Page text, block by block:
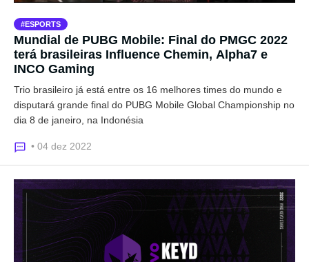
ESPORTS
Mundial de PUBG Mobile: Final do PMGC 2022
terá brasileiras Influence Chemin, Alpha7 e
INCO Gaming
Trio brasileiro já está entre os 16 melhores times do mundo e
disputará grande final do PUBG Mobile Global Championship no
dia 8 de janeiro, na Indonésia
• 04 dez 2022